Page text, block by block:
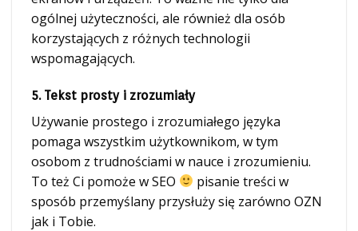
ogólnej użyteczności, ale również dla osób
korzystających z różnych technologii
wspomagających.
5. Tekst prosty i zrozumiały
Używanie prostego i zrozumiałego języka
pomaga wszystkim użytkownikom, w tym
osobom z trudnościami w nauce i zrozumieniu.
To też Ci pomoże w SEO
pisanie treści w
sposób przemyślany przysłuży się zarówno OZN
jak i Tobie.